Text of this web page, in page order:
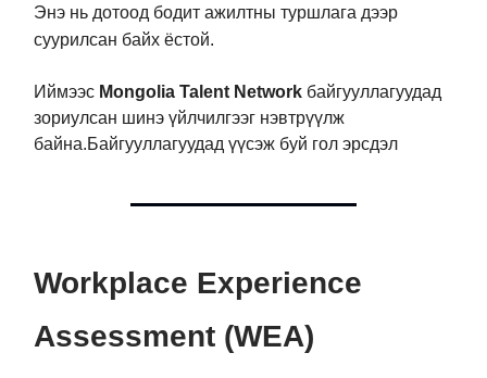
Энэ нь дотоод бодит ажилтны туршлага дээр
суурилсан байх ёстой.
Иймээс Mongolia Talent Network байгууллагуудад
зориулсан шинэ үйлчилгээг нэвтрүүлж
байна.Байгууллагуудад үүсэж буй гол эрсдэл
Workplace Experience
Assessment (WEA)